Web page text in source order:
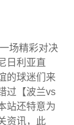
场精彩对决
日利亚直
的球迷们来
过【波兰vs
站还特意为
资讯，此